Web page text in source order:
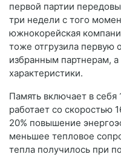
первой партии
три недели с того
южнокорейская
тоже отгрузила первую
избранным партнерам, а
характеристики.
Память включает в
работает со скоростью
20% повышение
меньшее тепловое
тепла получилось при